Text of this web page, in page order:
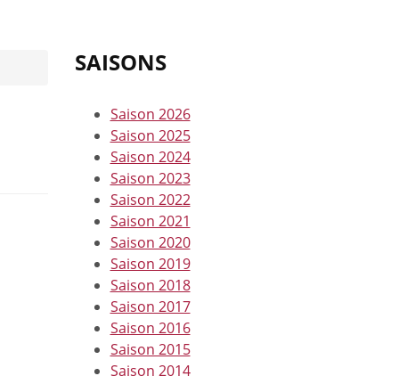
SAISONS
Saison 2026
Saison 2025
Saison 2024
Saison 2023
Saison 2022
Saison 2021
Saison 2020
Saison 2019
Saison 2018
Saison 2017
Saison 2016
Saison 2015
Saison 2014